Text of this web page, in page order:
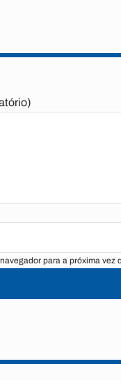
para a próxima vez